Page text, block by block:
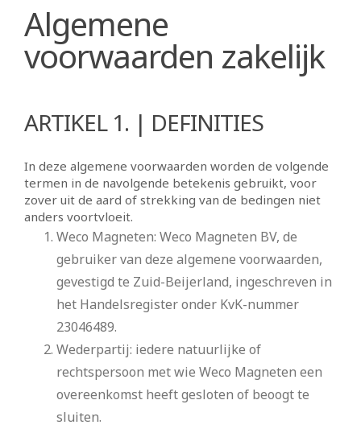
Algemene
voorwaarden zakelijk
ARTIKEL 1. | DEFINITIES
In deze algemene voorwaarden worden de volgende
termen in de navolgende betekenis gebruikt, voor
zover uit de aard of strekking van de bedingen niet
anders voortvloeit.
Weco Magneten: Weco Magneten BV, de
gebruiker van deze algemene voorwaarden,
gevestigd te Zuid-Beijerland, ingeschreven in
het Handelsregister onder KvK-nummer
23046489.
Wederpartij: iedere natuurlijke of
rechtspersoon met wie Weco Magneten een
overeenkomst heeft gesloten of beoogt te
sluiten.